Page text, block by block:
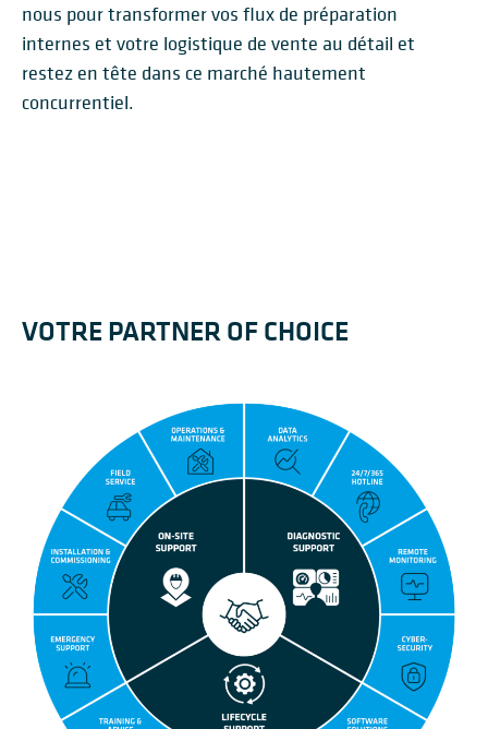
nous pour transformer vos flux de préparation
internes et votre logistique de vente au détail et
restez en tête dans ce marché hautement
concurrentiel.
SYSTÈME DE COMMANDE
VOTRE PARTNER OF CHOICE